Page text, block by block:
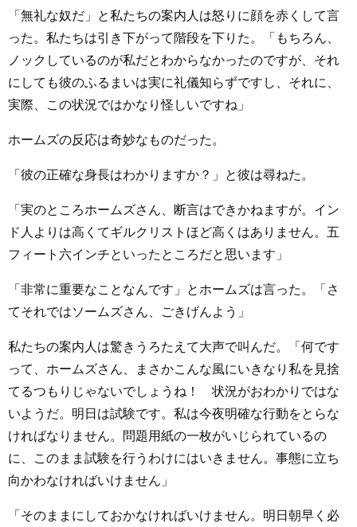
「無礼な奴だ」と私たちの案内人は怒りに顔を赤くして言
った。私たちは引き下がって階段を下りた。「もちろん、
ノックしているのが私だとわからなかったのですが、それ
にしても彼のふるまいは実に礼儀知らずですし、それに、
実際、この状況ではかなり怪しいですね」
ホームズの反応は奇妙なものだった。
「彼の正確な身長はわかりますか？」と彼は尋ねた。
「実のところホームズさん、断言はできかねますが。イン
ド人よりは高くてギルクリストほど高くはありません。五
フィート六インチといったところだと思います」
「非常に重要なことなんです」とホームズは言った。「さ
てそれではソームズさん、ごきげんよう」
私たちの案内人は驚きうろたえて大声で叫んだ。「何です
って、ホームズさん、まさかこんな風にいきなり私を見捨
てるつもりじゃないでしょうね！ 状況がおわかりではな
いようだ。明日は試験です。私は今夜明確な行動をとらな
ければなりません。問題用紙の一枚がいじられているの
に、このまま試験を行うわけにはいきません。事態に立ち
向かわなければいけません」
「そのままにしておかなければいけません。明日朝早く必